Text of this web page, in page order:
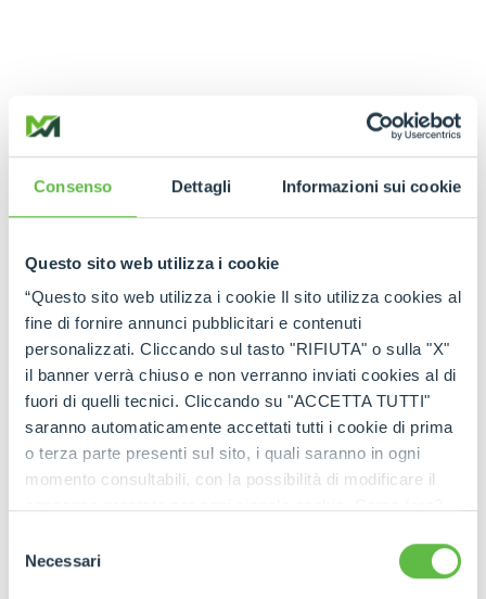
Consenso Dettagli Informazioni sui cookie
Questo sito web utilizza i cookie
“Questo sito web utilizza i cookie Il sito utilizza cookies al
fine di fornire annunci pubblicitari e contenuti
personalizzati. Cliccando sul tasto "RIFIUTA" o sulla "X"
il banner verrà chiuso e non verranno inviati cookies al di
fuori di quelli tecnici. Cliccando su "ACCETTA TUTTI"
saranno automaticamente accettati tutti i cookie di prima
o terza parte presenti sul sito, i quali saranno in ogni
momento consultabili, con la possibilità di modificare il
ogni pagina, selezionare "Modifichi il suo consenso" e
delNecessari